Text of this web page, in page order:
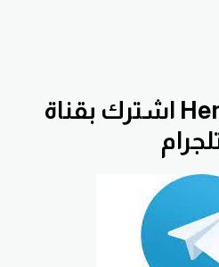
اشترك بقناة HennawiFx على